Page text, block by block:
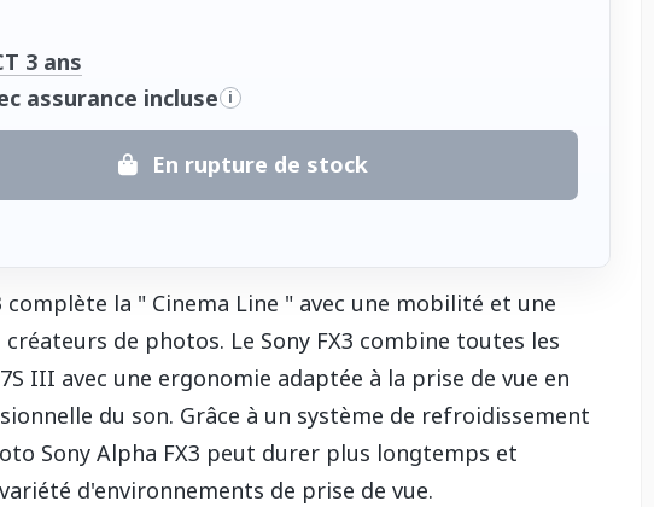
3 ans
assurance incluse i
En rupture de stock
complète la " Cinema Line " avec une mobilité et une
de photos. Le Sony FX3 combine toutes les
III avec une ergonomie adaptée à la prise de vue en
du son. Grâce à un système de refroidissement
Sony Alpha FX3 peut durer plus longtemps et
d'environnements de prise de vue.